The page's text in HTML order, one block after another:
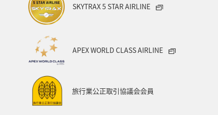
SKYTRAX 5 STAR AIRLINE
APEX WORLD CLASS AIRLINE
旅行業公正取引協議会会員